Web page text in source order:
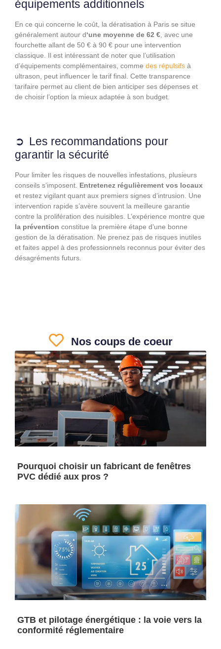
équipements additionnels
En ce qui concerne le coût, la dératisation à Paris se situe
généralement autour d‘une moyenne de 62 €, avec une
fourchette allant de 50 € à 90 € pour une intervention
classique. Il est intéressant de noter que l’utilisation
d’équipements complémentaires, comme des répulsifs à
ultrason, peut influencer le tarif final. Cette transparence
tarifaire permet au client de bien anticiper ses dépenses et
de choisir l’option la mieux adaptée à son budget.
Les recommandations pour
garantir la sécurité
Pour limiter les risques de nouvelles infestations, plusieurs
conseils s’imposent. Entretenez régulièrement vos locaux
et restez vigilant quant aux premiers signes d’intrusion. Une
intervention rapide s’avère souvent la meilleure garantie
contre la prolifération des nuisibles. L’expérience montre que
la prévention constitue la première étape d’une bonne
gestion de la dératisation. Ne prenez pas de risques inutiles
et faites appel à des professionnels reconnus pour éviter des
désagréments futurs.
Nos coups de coeur
Pourquoi choisir un fabricant de fenêtres
PVC dédié aux pros ?
GTB et pilotage énergétique : la voie vers la
conformité réglementaire